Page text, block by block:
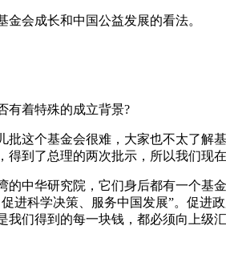
会成长和中国公益发展的看法。
有着特殊的成立背景?
批这个基金会很难，大家也不太了
到了总理的两次批示，所以我们现
中华研究院，它们身后都有一个
进科学决策、服务中国发展”。促
们得到的每一块钱，都必须向上